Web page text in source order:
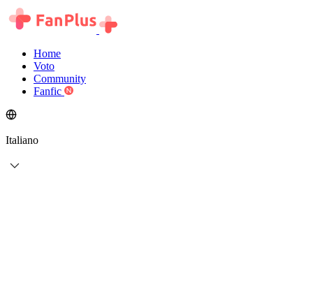
Home
Voto
Community
Fanfic
Italiano